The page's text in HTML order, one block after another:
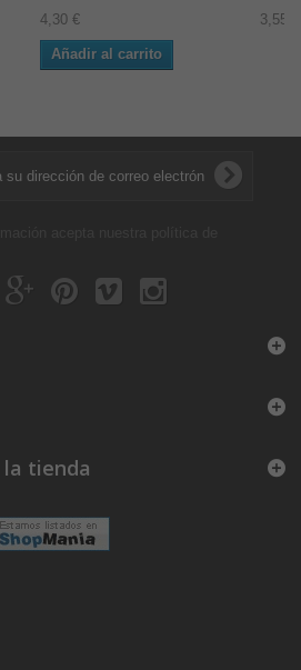
4,30 €
Añadir al carrito
3,55 €
tienda